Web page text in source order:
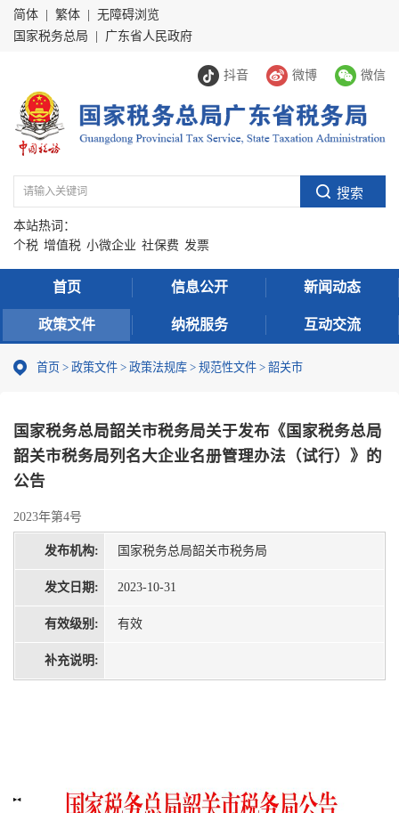
简体 繁体
无障碍浏览
国家税务总局
广东省人民政府
抖音 微博 微信
本站热词：
个税 增值税 小微企业 社保费 发票
首页 信息公开 新闻动态
政策文件 纳税服务 互动交流
首页 > 政策文件 > 政策法规库 > 规范性文件 > 韶关市
国家税务总局韶关市税务局关于发布《国家税务总局
韶关市税务局列名大企业名册管理办法（试行）》的
公告
2023年第4号
发布机构: 国家税务总局韶关市税务局
发文日期: 2023-10-31
有效级别: 有效
补充说明: